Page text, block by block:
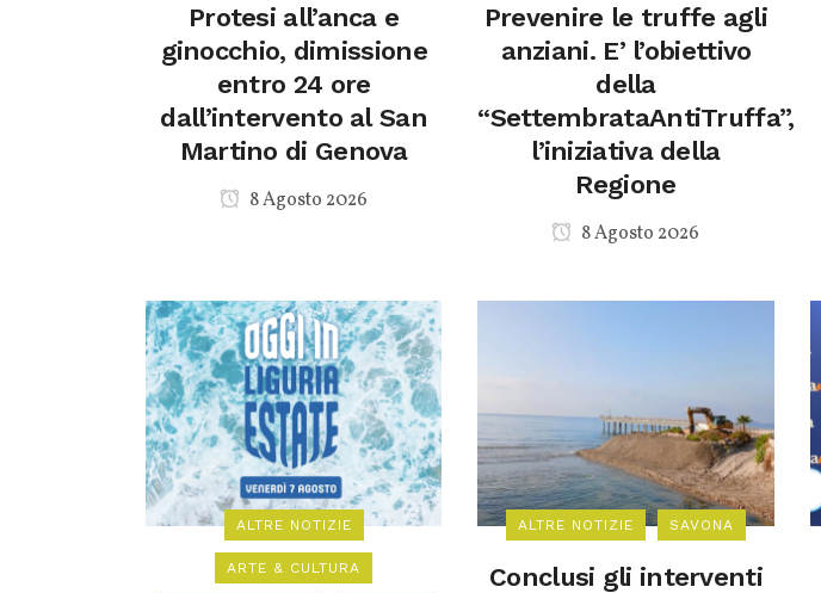
Protesi all’anca e
ginocchio, dimissione
entro 24 ore
dall’intervento al San
Martino di Genova
8 Agosto 2026
Prevenire le truffe agli
anziani. E’ l’obiettivo
della
“SettembrataAntiTruffa”,
l’iniziativa della
Regione
8 Agosto 2026
ALTRE NOTIZIE
ARTE & CULTURA
ALTRE NOTIZIE SAVONA
Conclusi gli interventi